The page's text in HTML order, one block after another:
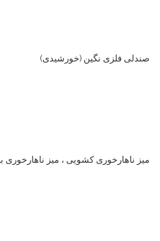
صندلی فلزی نگین (خورشیدی)
میز ناهارخوری کشویی ، میز ناهارخوری